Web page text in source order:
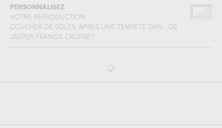
PERSONNALISEZ
VOTRE REPRODUCTION
COUCHER DE SOLEIL APRÈS UNE TEMPÊTE DAN... DE
JASPER FRANCIS CROPSEY